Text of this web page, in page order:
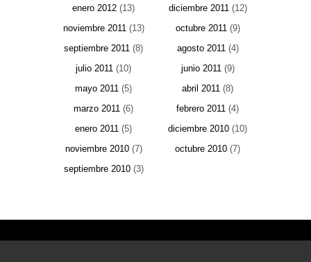
enero 2012 (13) diciembre 2011(12)
noviembre 2011(13) octubre 2011(9)
septiembre 2011 (8) agosto 2011(4)
julio 2011 (10) junio 2011(9)
mayo 2011 (5) abril 2011 (8)
marzo 2011 (6) febrero 2011 (4)
enero 2011 (5) diciembre 2010 (10)
noviembre 2010(7) octubre 2010 (7)
septiembre 2010(3)